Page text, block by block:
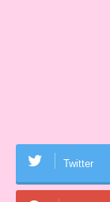
Twitter